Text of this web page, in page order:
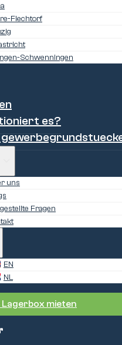
Flechtorf
Schwenningen
es?
uns
Fragen
EN
NL
mieten